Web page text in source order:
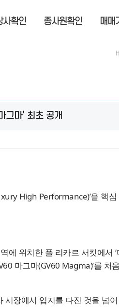
사확인 종사원확인 매매
그마’ 최초 공개
High Performance)’을 핵
에 위치한 폴 리카르 서킷에서
마그마(GV60 Magma)’를 처
장에서 입지를 다진 것을 넘